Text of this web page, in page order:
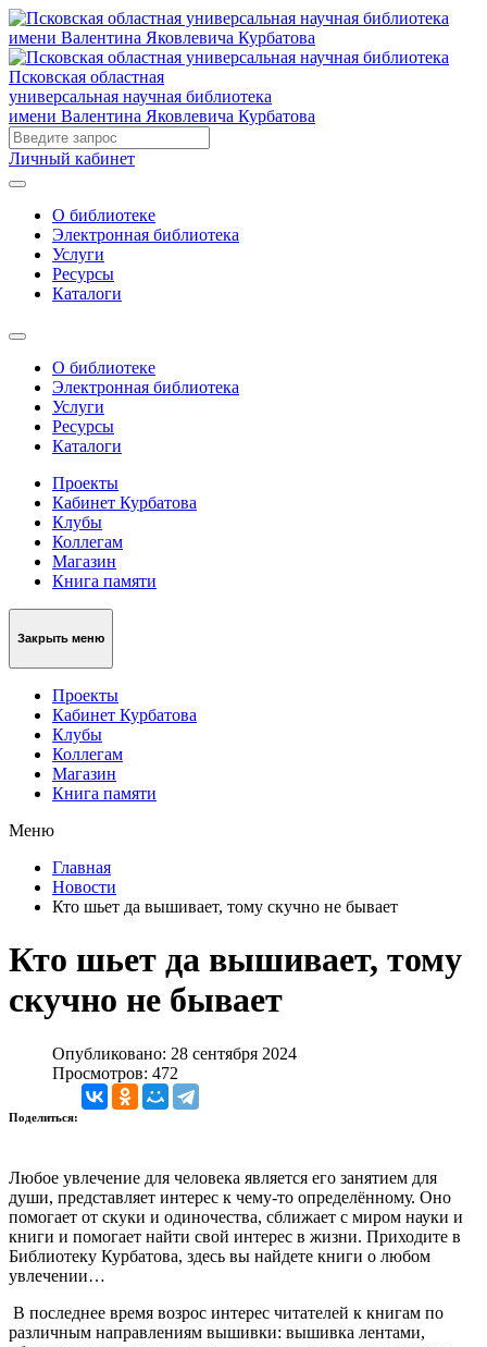
Псковская областная
универсальная научная библиотека
имени Валентина Яковлевича Курбатова
Личный кабинет
О библиотеке
Электронная библиотека
Услуги
Ресурсы
Каталоги
О библиотеке
Электронная библиотека
Услуги
Ресурсы
Каталоги
Проекты
Кабинет Курбатова
Клубы
Коллегам
Магазин
Книга памяти
Закрыть меню
Проекты
Кабинет Курбатова
Клубы
Коллегам
Магазин
Книга памяти
Меню
Главная
Новости
Кто шьет да вышивает, тому скучно не бывает
Кто шьет да вышивает, тому
скучно не бывает
Опубликовано: 28 сентября 2024
Просмотров: 472
Поделиться:
Любое увлечение для человека является его занятием для
души, представляет интерес к чему-то определённому. Оно
помогает от скуки и одиночества, сближает с миром науки и
книги и помогает найти свой интерес в жизни. Приходите в
Библиотеку Курбатова, здесь вы найдете книги о любом
увлечении…
В последнее время возрос интерес читателей к книгам по
различным направлениям вышивки: вышивка лентами,